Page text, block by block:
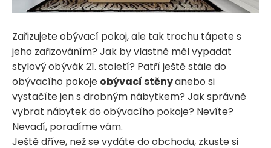
Zařizujete obývací pokoj, ale tak trochu tápete s
jeho zařizováním? Jak by vlastně měl vypadat
stylový obývák 21. století? Patří ještě stále do
obývacího pokoje obývací stěnyanebo si
vystačíte jen s drobným nábytkem? Jak správně
vybrat nábytek do obývacího pokoje? Nevíte?
Nevadí, poradíme vám.
Ještě dříve, než se vydáte do obchodu, zkuste si